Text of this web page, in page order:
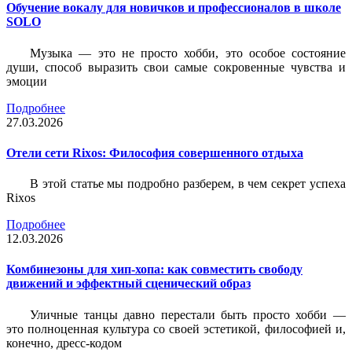
Обучение вокалу для новичков и профессионалов в школе
SOLO
Музыка — это не просто хобби, это особое состояние
души, способ выразить свои самые сокровенные чувства и
эмоции
Подробнее
27.03.2026
Отели сети Rixos: Философия совершенного отдыха
В этой статье мы подробно разберем, в чем секрет успеха
Rixos
Подробнее
12.03.2026
Комбинезоны для хип-хопа: как совместить свободу
движений и эффектный сценический образ
Уличные танцы давно перестали быть просто хобби —
это полноценная культура со своей эстетикой, философией и,
конечно, дресс-кодом